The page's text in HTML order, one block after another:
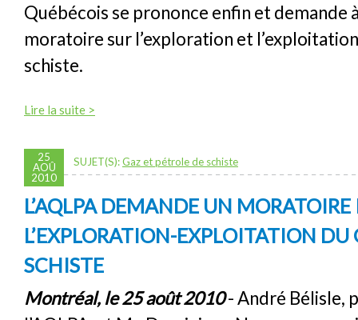
Québécois se prononce enfin et demande
moratoire sur l’exploration et
schiste.
Lire la suite >
25
AOÛ
2010
SUJET(S):Gaz et pétrole de schiste
L’AQLPA DEMANDE UN
L’EXPLORATION-EXPLOITATION DU
SCHISTE
Montréal, le 25 août 2010- André Bélisle,